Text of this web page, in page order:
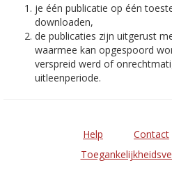
je één publicatie op één
downloaden,
de publicaties zijn uitgerust
waarmee kan opgespoord
verspreid werd of
uitleenperiode.
Help Contact